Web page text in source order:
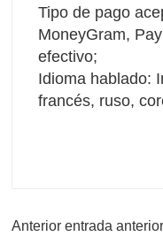
Tipo de pago
MoneyGram,
efectivo;
Idioma hablado:
francés, ruso,